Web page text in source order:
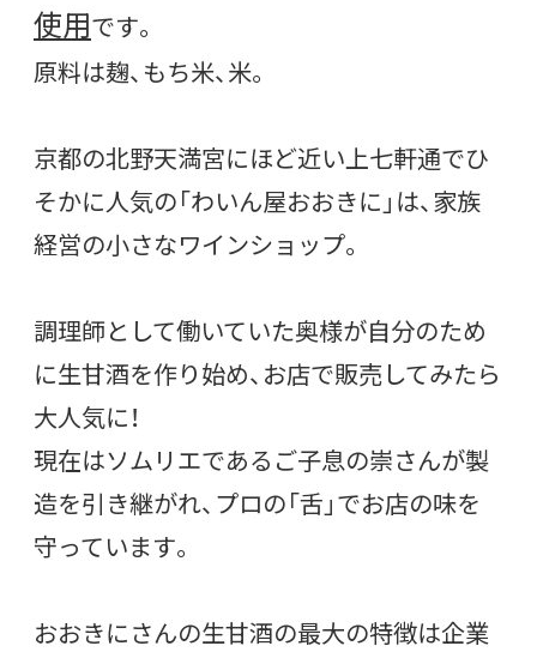
使用です。
原料は麹、もち米、米。
京都の北野天満宮にほど近い上七軒通でひ
そかに人気の「わいん屋おおきに」は、家族
経営の小さなワインショップ。
調理師として働いていた奥様が自分のため
に生甘酒を作り始め、お店で販売してみたら
大人気に！
現在はソムリエであるご子息の崇さんが製
造を引き継がれ、プロの「舌」でお店の味を
守っています。
おおきにさんの生甘酒の最大の特徴は企業